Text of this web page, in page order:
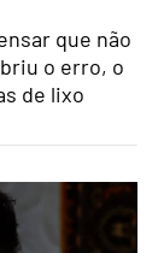
que não
o erro, o
de lixo